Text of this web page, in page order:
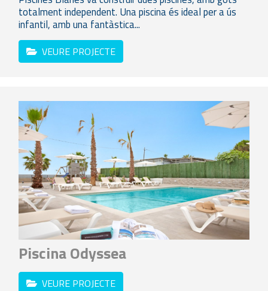
totalment independent. Una piscina és ideal per a ús
infantil, amb una fantàstica...
VEURE PROJECTE
Piscina Odyssea
VEURE PROJECTE